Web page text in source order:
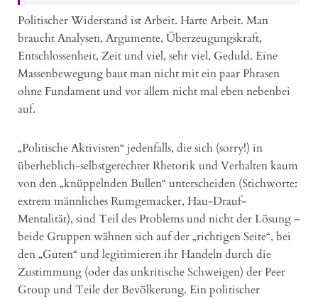
Politischer Widerstand ist Arbeit. Harte Arbeit. Man
braucht Analysen, Argumente, Überzeugungskraft,
Entschlossenheit, Zeit und viel, sehr viel, Geduld. Eine
Massenbewegung baut man nicht mit ein paar Phrasen
ohne Fundament und vor allem nicht mal eben nebenbei
auf.
„Politische Aktivisten“ jedenfalls, die sich (sorry!) in
überheblich-selbstgerechter Rhetorik und Verhalten kaum
von den „knüppelnden Bullen“ unterscheiden (Stichworte:
extrem männliches Rumgemacker, Hau-Drauf-
Mentalität), sind Teil des Problems und nicht der Lösung –
beide Gruppen wähnen sich auf der „richtigen Seite“, bei
den „Guten“ und legitimieren ihr Handeln durch die
Zustimmung (oder das unkritische Schweigen) der Peer
Group und Teile der Bevölkerung. Ein politischer